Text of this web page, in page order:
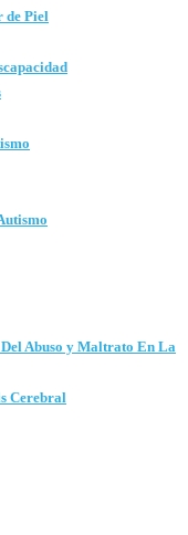
de Piel
Abuso y Maltrato En La
Cerebral